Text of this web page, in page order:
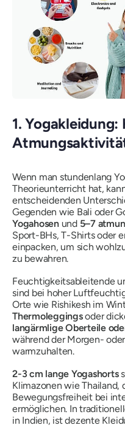
1.
Wenn man stundenlang
Theorieunterricht hat,
entscheidenden
Gegenden wie Bali oder
Yogahosenund 5–7
Sport-BHs, T-Shirts oder
einpacken, um sich
zu bewahren.
Feuchtigkeitsableitende
sind bei hoher
Orte wie Rishikesh im
Thermoleggingsoder
langärmlige Oberteile
während der Morgen-
warmzuhalten.
2-3 cm lange Yogashorts
Klimazonen wie Thailand,
Bewegungsfreiheit bei
ermöglichen. In
in Indien, ist dezente